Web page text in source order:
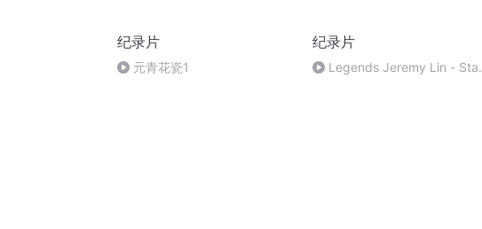
纪录片
元青花瓷1
纪录片
Legends Jeremy Lin - Star